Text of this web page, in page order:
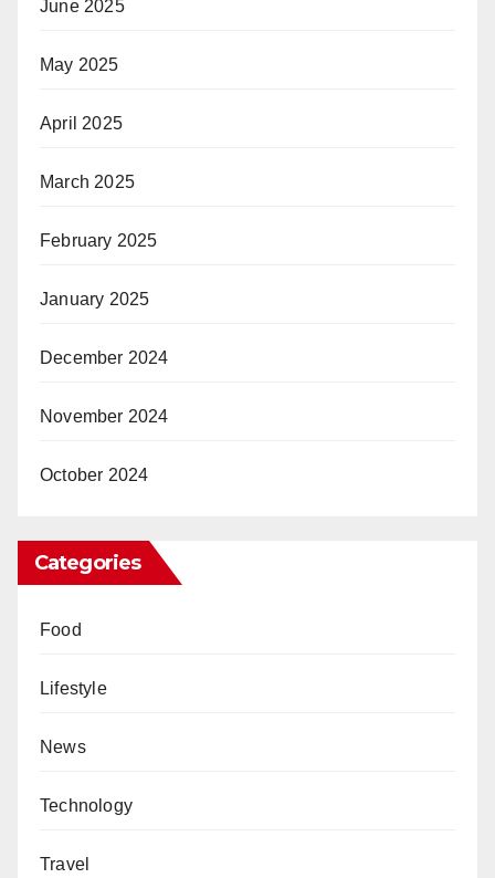
June 2025
May 2025
April 2025
March 2025
February 2025
January 2025
December 2024
November 2024
October 2024
Categories
Food
Lifestyle
News
Technology
Travel